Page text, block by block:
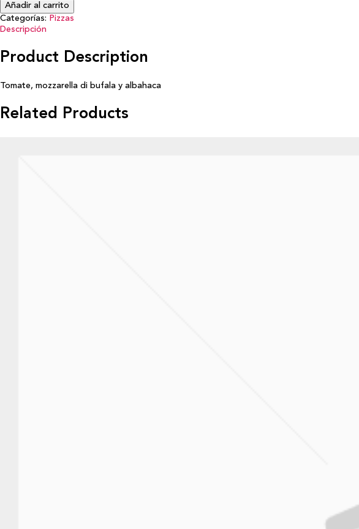
Añadir al carrito
Categorías: Pizzas
Descripción
Product Description
Tomate, mozzarella di bufala y albahaca
Related Products